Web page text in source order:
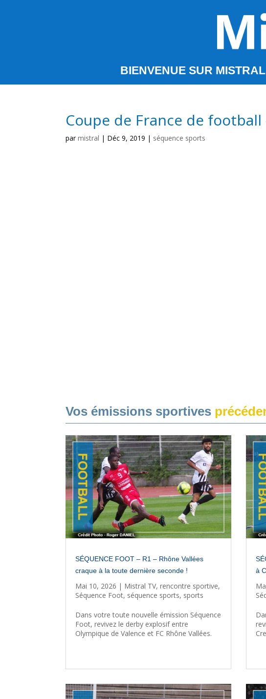
BIENVENUE SUR
Coupe de France de
parmistral | Déc 9, 2019 | séquence sports
Vos émissions sportives
SÉQUENCE FOOT – R1 – Rhône Vallées
craque à la toute dernière seconde !
Mai 10, 2026 | Mistral TV,rencontre sportive,
Séquence Foot, séquence sports, sports
Dans votre toute nouvelle émission Séquence
Foot, revivez le derby explosif entre
Olympique de Valence et FC Rhône Vallées.
à